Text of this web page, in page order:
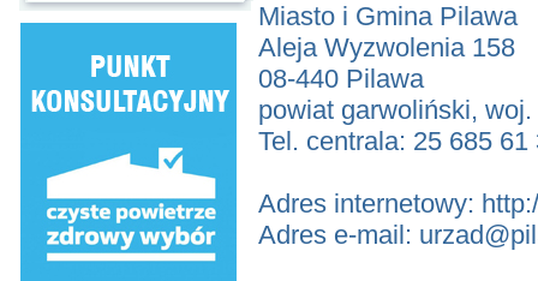
Miasto i Gmina Pilawa
Aleja Wyzwolenia 158
08-440 Pilawa
powiat garwoliński,
Tel. centrala: 25 685
Adres internetowy:
Adres e-mail: